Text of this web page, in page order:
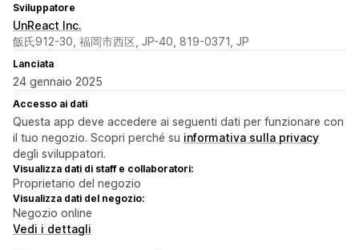
Sviluppatore
UnReact Inc.
飯氏912-30, 福岡市西区, JP-40, 819-0371, JP
Lanciata
24 gennaio 2025
Accesso ai dati
Questa app deve accedere ai seguenti dati per funzionare con
il tuo negozio. Scopri perché su informativa sulla privacy
degli sviluppatori.
Visualizza dati di staff e collaboratori:
Proprietario del negozio
Visualizza dati del negozio:
Negozio online
Vedi i dettagli